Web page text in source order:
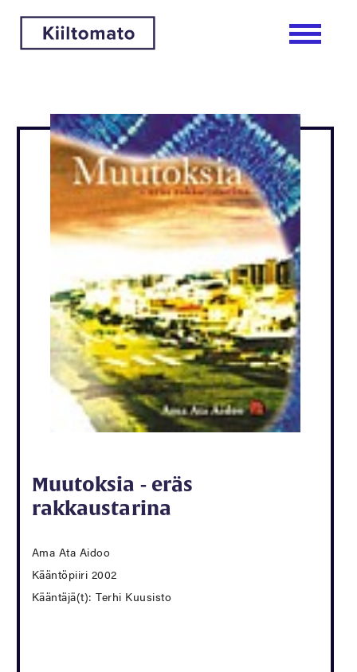
Muutoksia - eräs
rakkaustarina
Ama Ata Aidoo
Kääntöpiiri 2002
Kääntäjä(t): Terhi Kuusisto